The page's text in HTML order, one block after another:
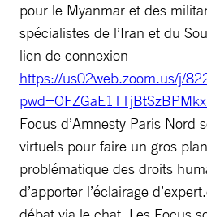
pour le Myanmar et des
spécialistes de l’Iran et du
lien de connexion
https://us02web.zoom.us/j/
Focus d’Amnesty Paris Nord
virtuels pour faire un gros
problématique des droits
d’apporter l’éclairage